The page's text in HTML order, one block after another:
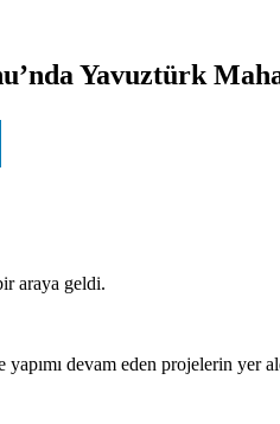
Yavuztürk
araya geldi.
devam eden projelerin yer